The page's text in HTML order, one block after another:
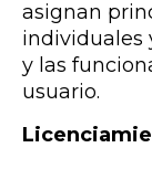
asignan
individuales
y las
usuario.